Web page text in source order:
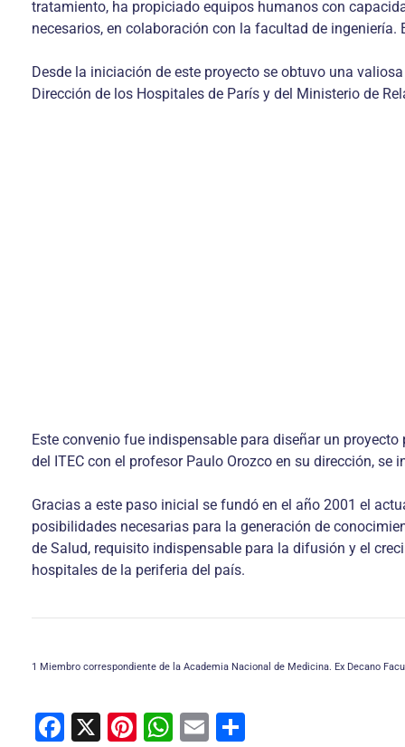
tratamiento, ha propiciado equipos humanos con
necesarios, en colaboración con la facultad de
Desde la iniciación de este proyecto se obtuvo una
Dirección de los Hospitales de París y del Ministerio de
Este convenio fue indispensable para diseñar un
del ITEC con el profesor Paulo Orozco en su dirección,
Gracias a este paso inicial se fundó en el año 2001 el
posibilidades necesarias para la generación de
de Salud, requisito indispensable para la difusión y el
hospitales de la periferia del país.
1 Miembro correspondiente de la Academia Nacional de Medicina. Ex Decano
F
X
Pi W E